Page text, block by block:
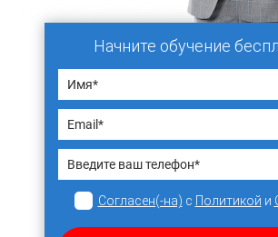
Начните обучение
Согласен(-на) с Политикой и